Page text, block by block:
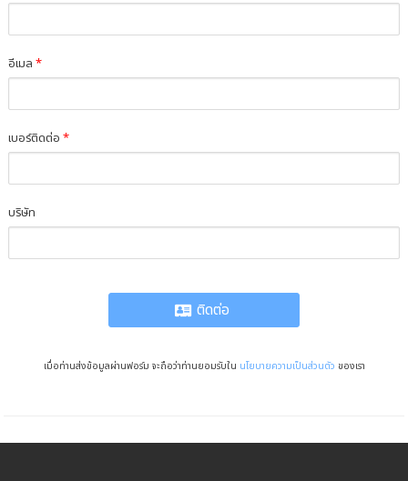
อีเมล*
เบอร์ติดต่อ*
บริษัท
ติดต่อ
เมื่อท่านส่งข้อมูลผ่านฟอร์ม จะถือว่าท่านยอมรับใน นโยบายความเป็นส่วนตัว ของเรา